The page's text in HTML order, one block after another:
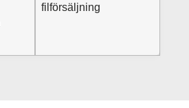
filförsäljning